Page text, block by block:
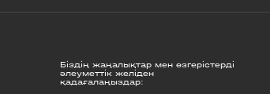
Біздің жаңалықтар мен өзгерістерді
әлеуметтік желіден
қадағалаңыздар: